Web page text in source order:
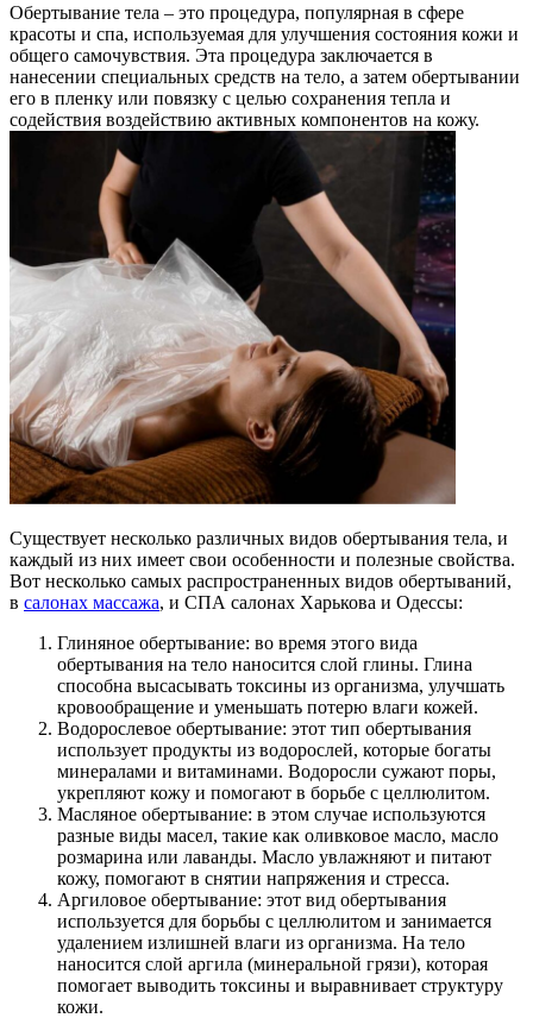
Обертывание тела – это процедура, популярная в сфере
красоты и спа, используемая для улучшения состояния кожи и
общего самочувствия. Эта процедура заключается в
нанесении специальных средств на тело, а затем обертывании
его в пленку или повязку с целью сохранения тепла и
содействия воздействию активных компонентов на кожу.
Существует несколько различных видов обертывания тела, и
каждый из них имеет свои особенности и полезные свойства.
Вот несколько самых распространенных видов обертываний,
в салонах массажа, и СПА салонах Харькова и Одессы:
Глиняное обертывание: во время этого вида
обертывания на тело наносится слой глины. Глина
способна высасывать токсины из организма, улучшать
кровообращение и уменьшать потерю влаги кожей.
Водорослевое обертывание: этот тип обертывания
использует продукты из водорослей, которые богаты
минералами и витаминами. Водоросли сужают поры,
укрепляют кожу и помогают в борьбе с целлюлитом.
Масляное обертывание: в этом случае используются
разные виды масел, такие как оливковое масло, масло
розмарина или лаванды. Масло увлажняют и питают
кожу, помогают в снятии напряжения и стресса.
Аргиловое обертывание: этот вид обертывания
используется для борьбы с целлюлитом и занимается
удалением излишней влаги из организма. На тело
наносится слой аргила (минеральной грязи), которая
помогает выводить токсины и выравнивает структуру
кожи.